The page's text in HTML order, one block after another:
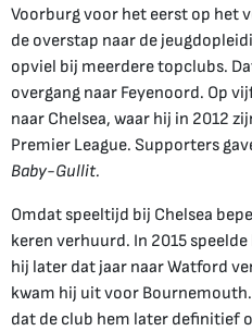
Voorburg voor het eerst op het
de overstap naar de
opviel bij meerdere topclubs.
overgang naar Feyenoord. Op
naar Chelsea, waar hij in 2012
Premier League. Supporters
Baby-Gullit.
Omdat speeltijd bij Chelsea
keren verhuurd. In 2015
hij later dat jaar naar Watford
kwam hij uit voor
dat de club hem later definitief